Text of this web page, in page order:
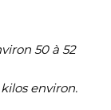
50 à 52
environ.